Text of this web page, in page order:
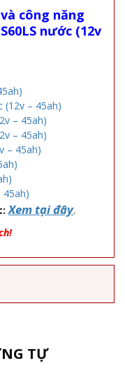
công năng
nước (12v
(12v – 45ah)
– 45ah)
– 45ah)
– 45ah)
45ah)
Xem tại đây.
TỰ